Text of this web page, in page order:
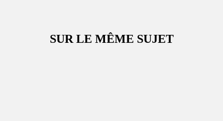
SUR LE MÊME SUJET